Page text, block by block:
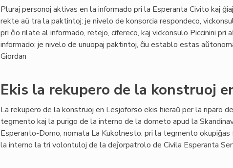
Pluraj personoj aktivas en la informado pri la Esperanta Civito kaj
rekte aŭ tra la paktintoj: je nivelo de konsorcia respondeco,
pri ĉio rilate al informado, retejo, cifereco, kaj vickonsulo Piccinini pri
informado; je nivelo de unuopaj paktintoj, ĉiu establo estas
Giordan
Ekis la rekupero de la konstruoj
La rekupero de la konstruoj en Lesjoforso ekis hieraŭ per la riparo
tegmento kaj la purigo de la interno de la dometo apud la
Esperanto-Domo, nomata La Kukolnesto: pri la tegmento
la interno la tri volontuloj de la deĵorpatrolo de Civila Esperanta